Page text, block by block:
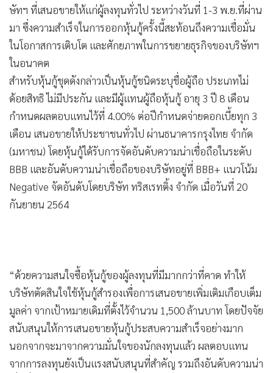
• News1
• Gotomanager
ษัทฯ ที่เสนอขายให้แก่ผู้ลงทุนทั่วไป ระหว่างวันที่ 1-3 พ.ย.ที่ผ่าน
มา ซึ่งความสำเร็จในการออกหุ้นกู้ครั้งนี้สะท้อนถึงความเชื่อมั่น
ในโอกาสการเติบโต และศักยภาพในการขยายธุรกิจของบริษัทฯ
ในอนาคต
สำหรับหุ้นกู้ชุดดังกล่าวเป็นหุ้นกู้ชนิดระบุชื่อผู้ถือ ประเภทไม่
ด้อยสิทธิ ไม่มีประกัน และมีผู้แทนผู้ถือหุ้นกู้ อายุ 3 ปี 8 เดือน
กำหนดผลตอบแทนไว้ที่ 4.00% ต่อปีกำหนดจ่ายดอกเบี้ยทุก 3
เดือน เสนอขายให้ประชาชนทั่วไป ผ่านธนาคารกรุงไทย จำกัด
(มหาชน) โดยหุ้นกู้ได้รับการจัดอันดับความน่าเชื่อถือในระดับ
BBB และอันดับความน่าเชื่อถือของบริษัทอยู่ที่ BBB+ แนวโน้ม
Negative จัดอันดับโดยบริษัท ทริสเรทติ้ง จำกัด เมื่อวันที่ 20
กันยายน 2564
“ด้วยความสนใจซื้อหุ้นกู้ของผู้ลงทุนที่มีมากกว่าที่คาด ทำให้
บริษัทตัดสินใจใช้หุ้นกู้สำรองเพื่อการเสนอขายเพิ่มเติมเกือบเต็ม
มูลค่า จากเป้าหมายเดิมที่ตั้งไว้จำนวน 1,500 ล้านบาท โดยปัจจัย
สนับสนุนให้การเสนอขายหุ้นกู้ประสบความสำเร็จอย่างมาก
นอกจากจะมาจากความมั่นใจของนักลงทุนแล้ว ผลตอบแทน
จากการลงทุนยังเป็นแรงสนับสนุนที่สำคัญ รวมถึงอันดับความน่า